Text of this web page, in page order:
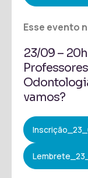
Esse evento
23/09 –
vamos?